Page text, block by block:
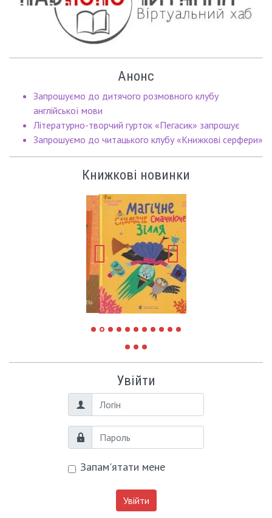
Анонс
Запрошуємо до дитячого розмовного клубу
англійської мови
Літературно-творчий гурток «Пегасик» запрошує
Запрошуємо до читацького клубу «Книжкові серфери»
Книжкові новинки
Увійти
Логін
Пароль
Запам'ятати мене
Увійти